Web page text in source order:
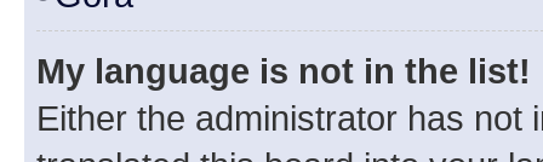
My language is not in the list!
Either the administrator has not